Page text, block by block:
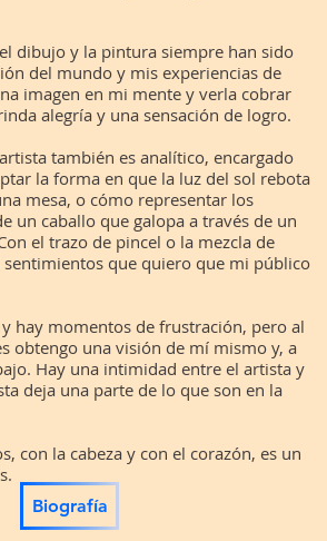
dibujo y la pintura siempre han sido
del mundo y mis experiencias de
imagen en mi mente y verla cobrar
alegría y una sensación de logro.
también es analítico, encargado
la forma en que la luz del sol rebota
mesa, o cómo representar los
un caballo que galopa a través de un
el trazo de pincel o la mezcla de
que quiero que mi público
hay momentos de frustración, pero al
obtengo una visión de mí mismo y, a
Hay una intimidad entre el artista y
deja una parte de lo que son en la
con la cabeza y con el corazón, es un
Biografía